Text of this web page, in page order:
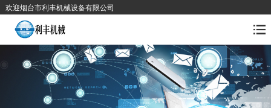
欢迎烟台市利丰机械设备有限公司